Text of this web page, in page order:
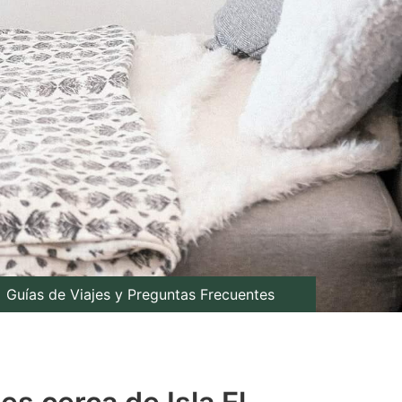
Guías de Viajes y Preguntas Frecuentes